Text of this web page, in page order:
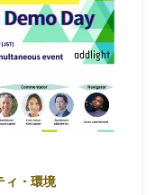
ィ・環境